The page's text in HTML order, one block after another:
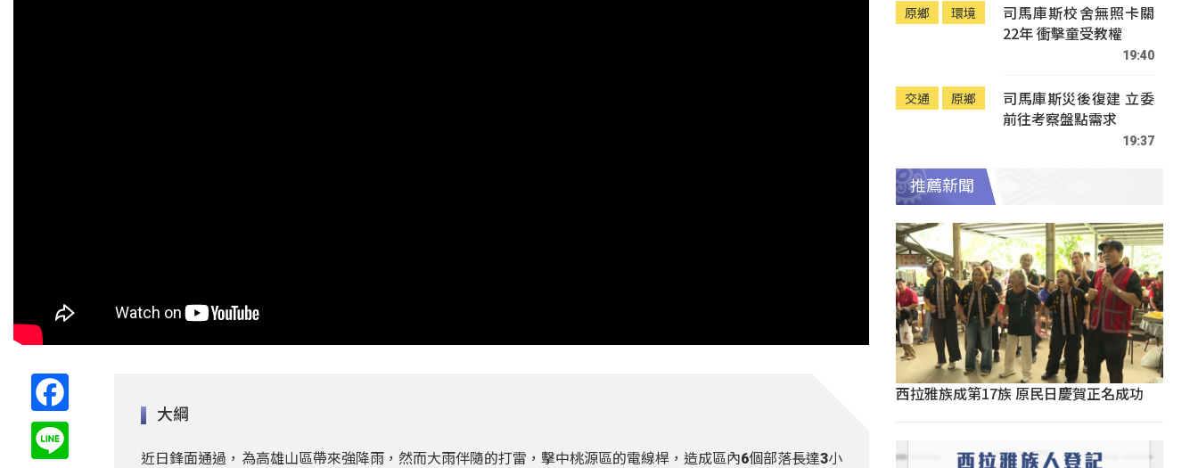
大綱
近日鋒面通過，為高雄山區帶來強降雨，然而大雨伴隨的打雷，擊中桃源區的電線桿，造成區內6個部落長達3小
原鄉 環境
司馬庫斯校舍無照卡關
22年 衝擊童受教權
19:40
交通 原鄉
司馬庫斯災後復建 立委
前往考察盤點需求
19:37
推薦新聞
西拉雅族成第17族 原民日慶賀正名成功